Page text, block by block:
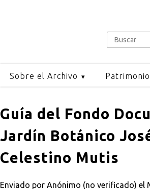
Buscar
Sobre el Archivo
Guía del Fondo
Jardín Botánico
Celestino Mutis
Enviado por Anónimo (no verificado) el